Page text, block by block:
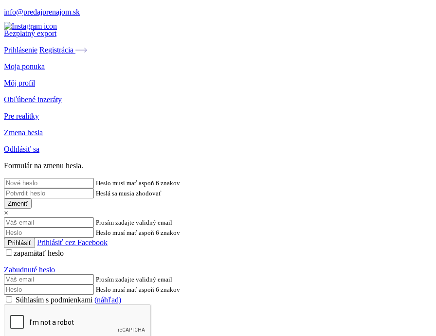
info@predajprenajom.sk
Bezplatný export
Prihlásenie Registrácia
Moja ponuka
Môj profil
Obľúbené inzeráty
Pre realitky
Zmena hesla
Odhlásiť sa
Formulár na zmenu hesla.
Heslo musí mať aspoň 6 znakov
Heslá sa musia zhodovať
Zmeniť
×
Prosím zadajte validný email
Heslo musí mať aspoň 6 znakov
Prihlásiť cez Facebook
zapamätať heslo
Zabudnuté heslo
Prosím zadajte validný email
Heslo musí mať aspoň 6 znakov
Súhlasím s podmienkami (náhľad)